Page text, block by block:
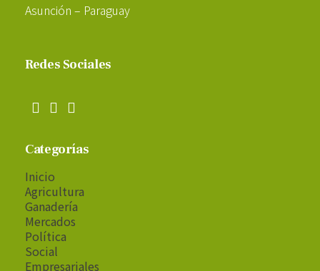
Asunción – Paraguay
Redes Sociales
Categorías
Inicio
Agricultura
Ganadería
Mercados
Política
Social
Empresariales